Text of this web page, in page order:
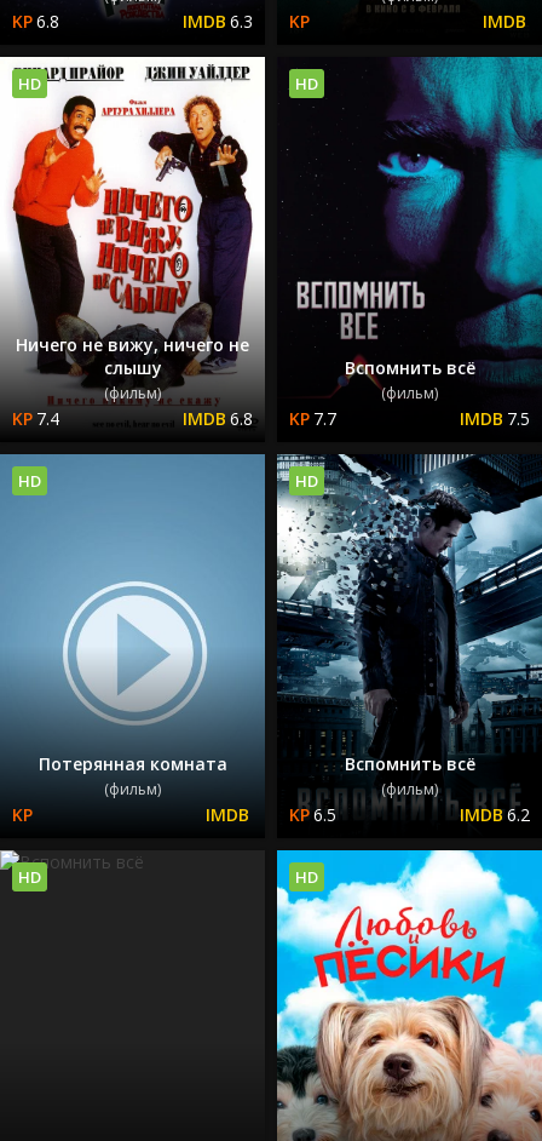
6.8 6.3
Ничего не вижу, ничего не
слышу
(фильм)
7.4 6.8
HD
Вспомнить всё
(фильм)
7.7 7.5
HD
Потерянная комната
(фильм)
HD
Вспомнить всё
(фильм)
6.5 6.2
HD
HD HD